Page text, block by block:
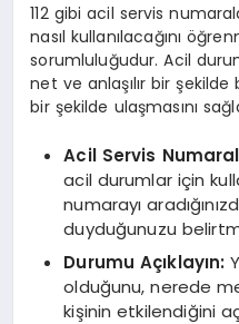
112 gibi acil servis
nasıl kullanılacağını
sorumluluğudur. Acil
net ve anlaşılır bir şekilde
bir şekilde ulaşmasını
Acil Servis
acil durumlar için
numarayı
duyduğunuzu
Durumu Açıklayın:
olduğunu, nerede
kişinin etkilendiğini